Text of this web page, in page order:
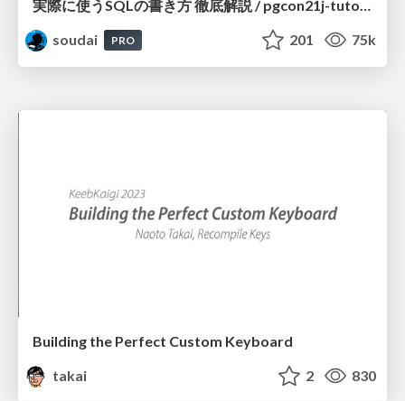
soudai
PRO 201 75k
Building the Perfect Custom Keyboard
takai
2 830